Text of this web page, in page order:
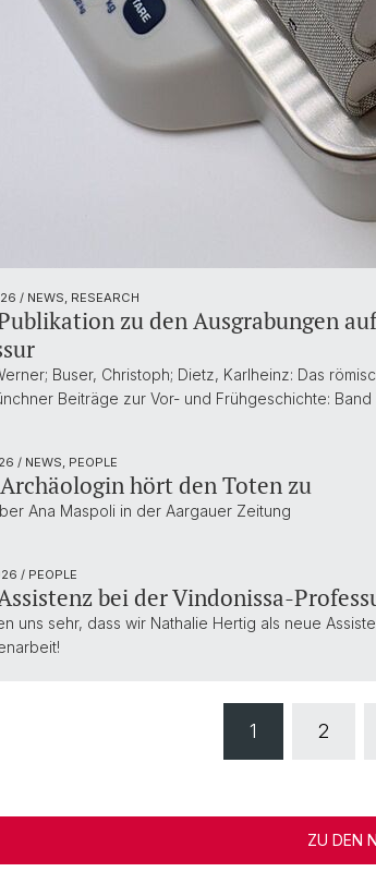
/ NEWS, RESEARCH
zu den Ausgrabungen
Buser, Christoph; Dietz, Karlheinz: Das
Beiträge zur Vor- und Frühgeschichte: Band
/ NEWS, PEOPLE
hört den Toten zu
Ana Maspoli in der Aargauer Zeitung
/ PEOPLE
bei der Vindonissa-
uns sehr, dass wir Nathalie Hertig als neue
1 2
ZU DEN